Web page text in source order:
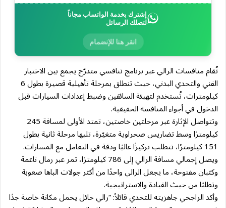
إشترك بخدمة الواتساب مجاناً
لتصلك الرسائل
انقر هنا للإنضمام
تُقام منافسات الرالي عبر برنامج تنافسي متدرّج يجمع بين الاختبار
الفني والتحدي البدني، حيث تنطلق بمرحلة تأهيلية قصيرة بطول 6
كيلومترات، تُستخدم لتهيئة السائقين وضبط إعدادات السيارات قبل
الدخول في أجواء المنافسة الحقيقية.
وتتواصل الإثارة عبر مرحلتين خاصتين، تمتد الأولى لمسافة 245
كيلومترًا وسط تضاريس صحراوية متغيّرة، تليها مرحلة ثانية بطول
151 كيلومترًا، تتطلب تركيزًا عاليًا ودقة في التعامل مع المسارات.
ويصل إجمالي مسافة الرالي إلى 786 كيلومترًا، تمر عبر رمال ناعمة
وكثبان مفتوحة، ما يجعل الرالي واحدًا من أكثر جولات الباها صعوبة
وتطلبًا من حيث القيادة والاستراتيجية.
وأكد الراجحي جاهزيته للتحدي قائلاً: “رالي حائل يحمل مكانة خاصة جدًا